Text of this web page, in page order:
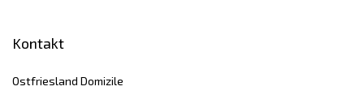
Kontakt
Ostfriesland Domizile